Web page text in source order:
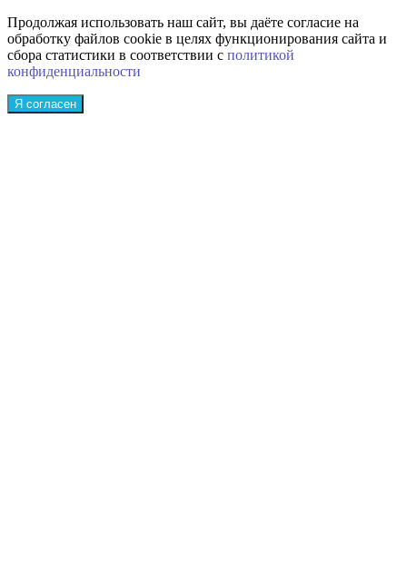
Продолжая использовать наш сайт, вы даёте согласие на
обработку файлов cookie в целях функционирования сайта и
сбора статистики в соответствии с политикой
конфиденциальности
Я согласен